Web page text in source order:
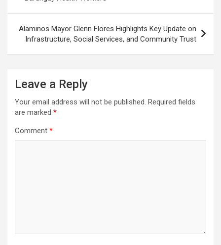
Alaminos Mayor Glenn Flores Highlights Key Update on
Infrastructure, Social Services, and Community Trust
Leave a Reply
Your email address will not be published. Required fields
are marked *
Comment *